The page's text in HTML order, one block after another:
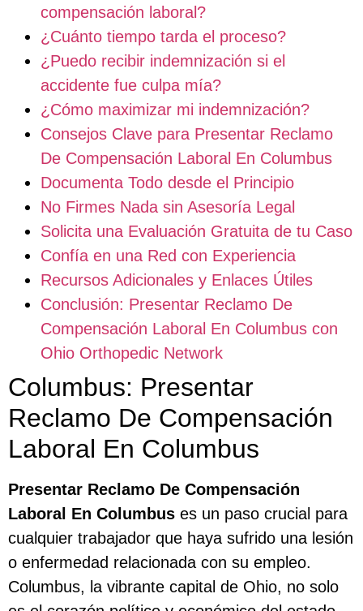
compensación laboral?
¿Cuánto tiempo tarda el proceso?
¿Puedo recibir indemnización si el
accidente fue culpa mía?
¿Cómo maximizar mi indemnización?
Consejos Clave para Presentar Reclamo
De Compensación Laboral En Columbus
Documenta Todo desde el Principio
No Firmes Nada sin Asesoría Legal
Solicita una Evaluación Gratuita de tu Caso
Confía en una Red con Experiencia
Recursos Adicionales y Enlaces Útiles
Conclusión: Presentar Reclamo De
Compensación Laboral En Columbus con
Ohio Orthopedic Network
Columbus: Presentar
Reclamo De Compensación
Laboral En Columbus
Presentar Reclamo De Compensación
Laboral En Columbus es un paso crucial para
cualquier trabajador que haya sufrido una lesión
o enfermedad relacionada con su empleo.
Columbus, la vibrante capital de Ohio, no solo